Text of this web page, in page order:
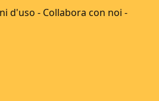
d'uso - Collabora con noi -